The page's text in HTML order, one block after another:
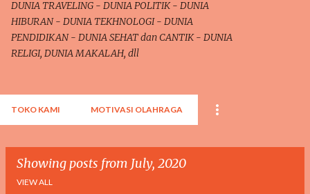
DUNIA TRAVELING - DUNIA POLITIK - DUNIA
HIBURAN - DUNIA TEKHNOLOGI - DUNIA
PENDIDIKAN - DUNIA SEHAT dan CANTIK - DUNIA
RELIGI, DUNIA MAKALAH, dll
TOKO KAMI MOTIVASI OLAHRAGA
Showing posts from July, 2020
VIEW ALL